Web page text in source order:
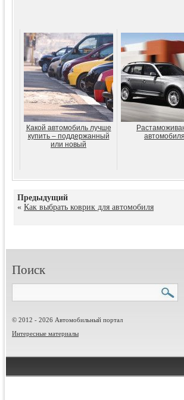
Какой автомобиль лучше
купить – поддержанный
или новый
Предыдущий
« Как выбрать коврик для автомобиля
Поиск
© 2012 - 2026 Автомобильный портал
Интересные материалы